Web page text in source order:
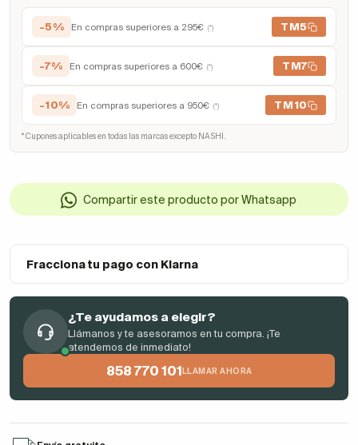
-5% En compras superiores a 295€ (*) TM5
-7% En compras superiores a 600€ (*) TM7
-10% En compras superiores a 950€ (*) TM10
* Cupones aplicables en todas las marcas excepto NASHI.
Compartir este producto por Whatsapp
Fracciona tu pago con Klarna
¿Te ayudamos a elegir?
Llámanos y te asesoramos en tu compra. ¡Te
atendemos de inmediato!
858 770 101 LLAMAR AHORA